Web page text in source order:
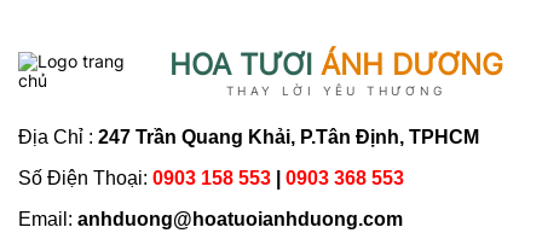
HOA TƯƠI ÁNH DƯƠNG
THAY LỜI YÊU THƯƠNG
Địa Chỉ : 247 Trần Quang Khải, P.Tân Định, TPHCM
Số Điện Thoại: 0903 158 553
0903 368 553
Email: anhduong@hoatuoianhduong.com